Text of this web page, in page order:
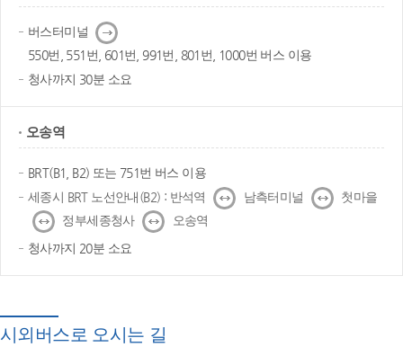
버스터미널 다
음
550번, 551번, 601번, 991번, 801번, 1000번 버스 이용
청사까지 30분 소요
오송역
BRT(B1, B2) 또는 751번 버스 이용
세종시 BRT 노선안내(B2) : 반석역
↔ 남측터미널 ↔
첫마을
↔
정부세종청사 ↔
오송역
청사까지 20분 소요
시외버스로 오시는 길